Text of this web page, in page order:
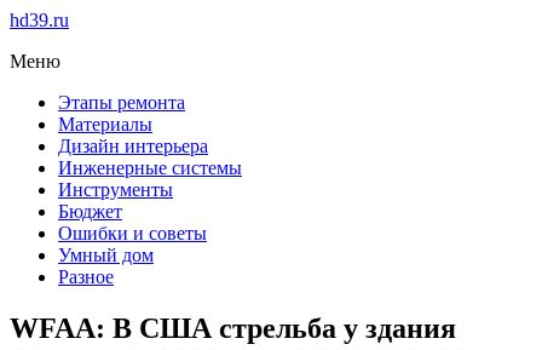
hd39.ru
Меню
Этапы ремонта
Материалы
Дизайн интерьера
Инженерные системы
Инструменты
Бюджет
Ошибки и советы
Умный дом
Разное
WFAA: В США стрельба у здания